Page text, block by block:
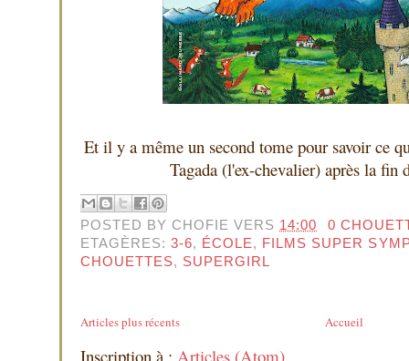
Et il y a même un second tome pour savoir ce
Tagada (l'ex-chevalier) après la fin
POSTED BY CHOFIE VERS 14:00
0
ETAGÈRES:3-6, ÉCOLE, FILMS SUPER
CHOUETTES, SUPERGIRL
Articles plus récents Accueil
Inscription à : Articles (Atom)